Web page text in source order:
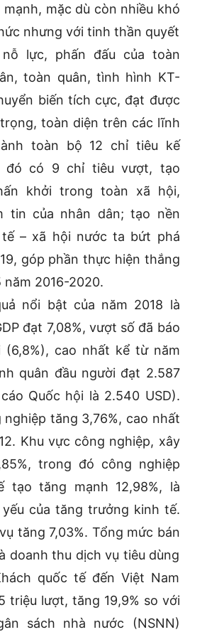
mạnh, mặc dù còn nhiều khó
nhưng với tinh thần quyết
lực, phấn đấu của toàn
toàn quân, tình hình KT-
biến tích cực, đạt được
toàn diện trên các lĩnh
toàn bộ 12 chỉ tiêu kế
đó có 9 chỉ tiêu vượt, tạo
khởi trong toàn xã hội,
tin của nhân dân; tạo nền
– xã hội nước ta bứt phá
góp phần thực hiện thắng
năm 2016-2020.
nổi bật của năm 2018 là
đạt 7,08%, vượt số đã báo
(6,8%), cao nhất kể từ năm
quân đầu người đạt 2.587
Quốc hội là 2.540 USD).
nghiệp tăng 3,76%, cao nhất
Khu vực công nghiệp, xây
trong đó công nghiệp
tạo tăng mạnh 12,98%, là
của tăng trưởng kinh tế.
tăng 7,03%. Tổng mức bán
doanh thu dịch vụ tiêu dùng
quốc tế đến Việt Nam
triệu lượt, tăng 19,9% so với
sách nhà nước (NSNN)